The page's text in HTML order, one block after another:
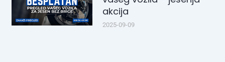
akcija
2025-09-09